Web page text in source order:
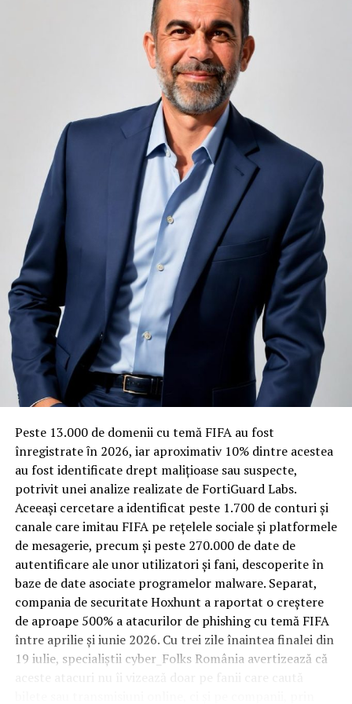
unele de altele, separate de pereți care nu pot fi făcuți
infinit de groși din motive practice și economice.
Zgomotul pașilor din camera de sus sau din coridorul
adiacent rămâne una dintre cele mai frecvente
nemulțumiri semnalate de oaspeți în recenziile online,
chiar și la unități altfel apreciate pentru servicii și
locație. De multe ori, oaspeții nu identifică pardoseala
drept sursa reală a problemei, ci descriu simplu senzația
de spațiu zgomotos sau agitat.
Pardoseala joacă un rol important în absorbția acestor
sunete, mai ales în zonele de trecere frecventă dintre
cameră și baie sau dintre pat și fereastră. Un material cu
proprietăți fonoabsorbante bune reduce transmiterea
zgomotului către camerele vecine și către etajele
inferioare, un aspect esențial mai ales în clădirile mai
vechi, cu structuri care nu au fost proiectate inițial
pentru izolare fonică performantă.
Rotația rapidă a oaspeților cere
materiale rezistente
Spre diferență de o locuință obișnuită, o cameră de hotel
trece printr-un ciclu de utilizare intensă: oaspeți diferiți,
bagaje trase pe roți, curățenie zilnică, uneori mai multe
rezervări consecutive în aceeași săptămână. Această
frecvență ridicată de utilizare pune presiune reală pe
orice suprafață, iar pardoseala este printre primele
elemente afectate vizibil, mai ales în zona din jurul
patului și a ușii de acces.
În etapa de renovare sau construcție, administratorii
care iau în calcul mocheta trafic intenspentru zonele
cu rotație mare reduc riscul de uzură prematură și de
decolorare vizibilă în punctele de trecere frecventă. Este
o decizie care ține mai puțin de stil și mai mult de
Peste 13.000 de domenii cu temă FIFA au fost
înregistrate ȋn 2026, iar aproximativ 10% dintre acestea
au fost identificate drept malițioase sau suspecte,
potrivit unei analize realizate de FortiGuard Labs.
Aceeași cercetare a identificat peste 1.700 de conturi și
canale care imitau FIFA pe rețelele sociale și platformele
de mesagerie, precum și peste 270.000 de date de
autentificare ale unor utilizatori și fani, descoperite în
baze de date asociate programelor malware. Separat,
compania de securitate Hoxhunt a raportat o creștere
de aproape 500% a atacurilor de phishing cu temă FIFA
între aprilie și iunie 2026. Cu trei zile înaintea finalei din
19 iulie, specialiștii cyber_Folks România avertizează că